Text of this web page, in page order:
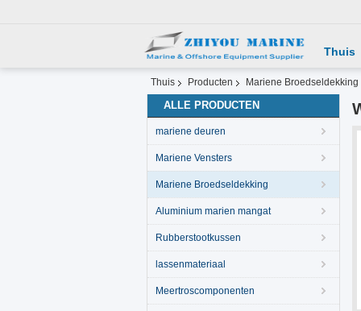
Thuis
Thuis Producten Mariene Broedseldekking
ALLE PRODUCTEN
mariene deuren
Mariene Vensters
Mariene Broedseldekking
Aluminium marien mangat
Rubberstootkussen
lassenmateriaal
Meertroscomponenten